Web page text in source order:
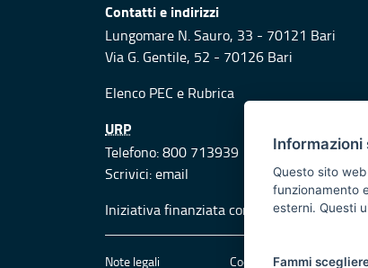
Contatti e indirizzi
Lungomare N. Sauro, 33 - 70121 Bari
Via G. Gentile, 52 - 70126 Bari
Elenco PEC e Rubrica
URP
Telefono: 800 713939
Scrivici:email
Iniziativa finanziata con risorse del POR
Note legali Cookie e privacy
Informazioni
Questo sito
funzionamento
esterni. Questi
Fammi